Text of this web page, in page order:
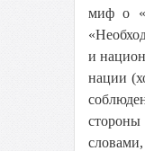
миф о
и
нации